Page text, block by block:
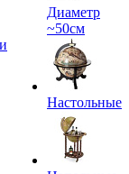
Диаметр
~50см
Настольные